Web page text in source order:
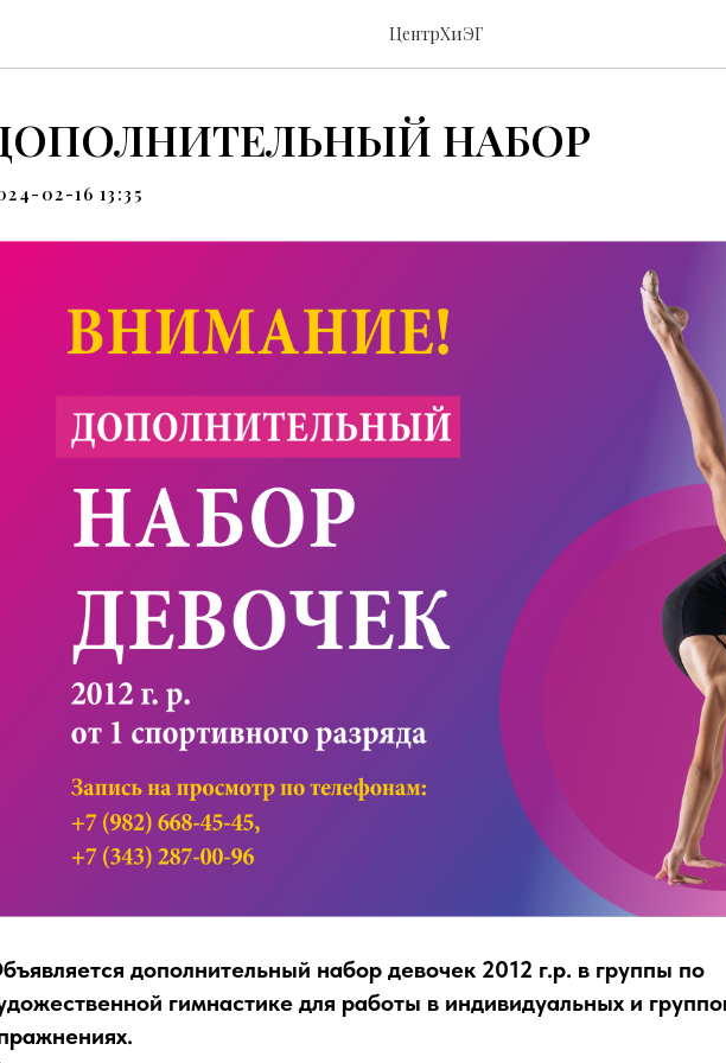
ЦентрХиЭГ
НАБОР
02-16 13:35
дополнительный набор девочек 2012 г.р. в группы по
гимнастике для работы в индивидуальных и